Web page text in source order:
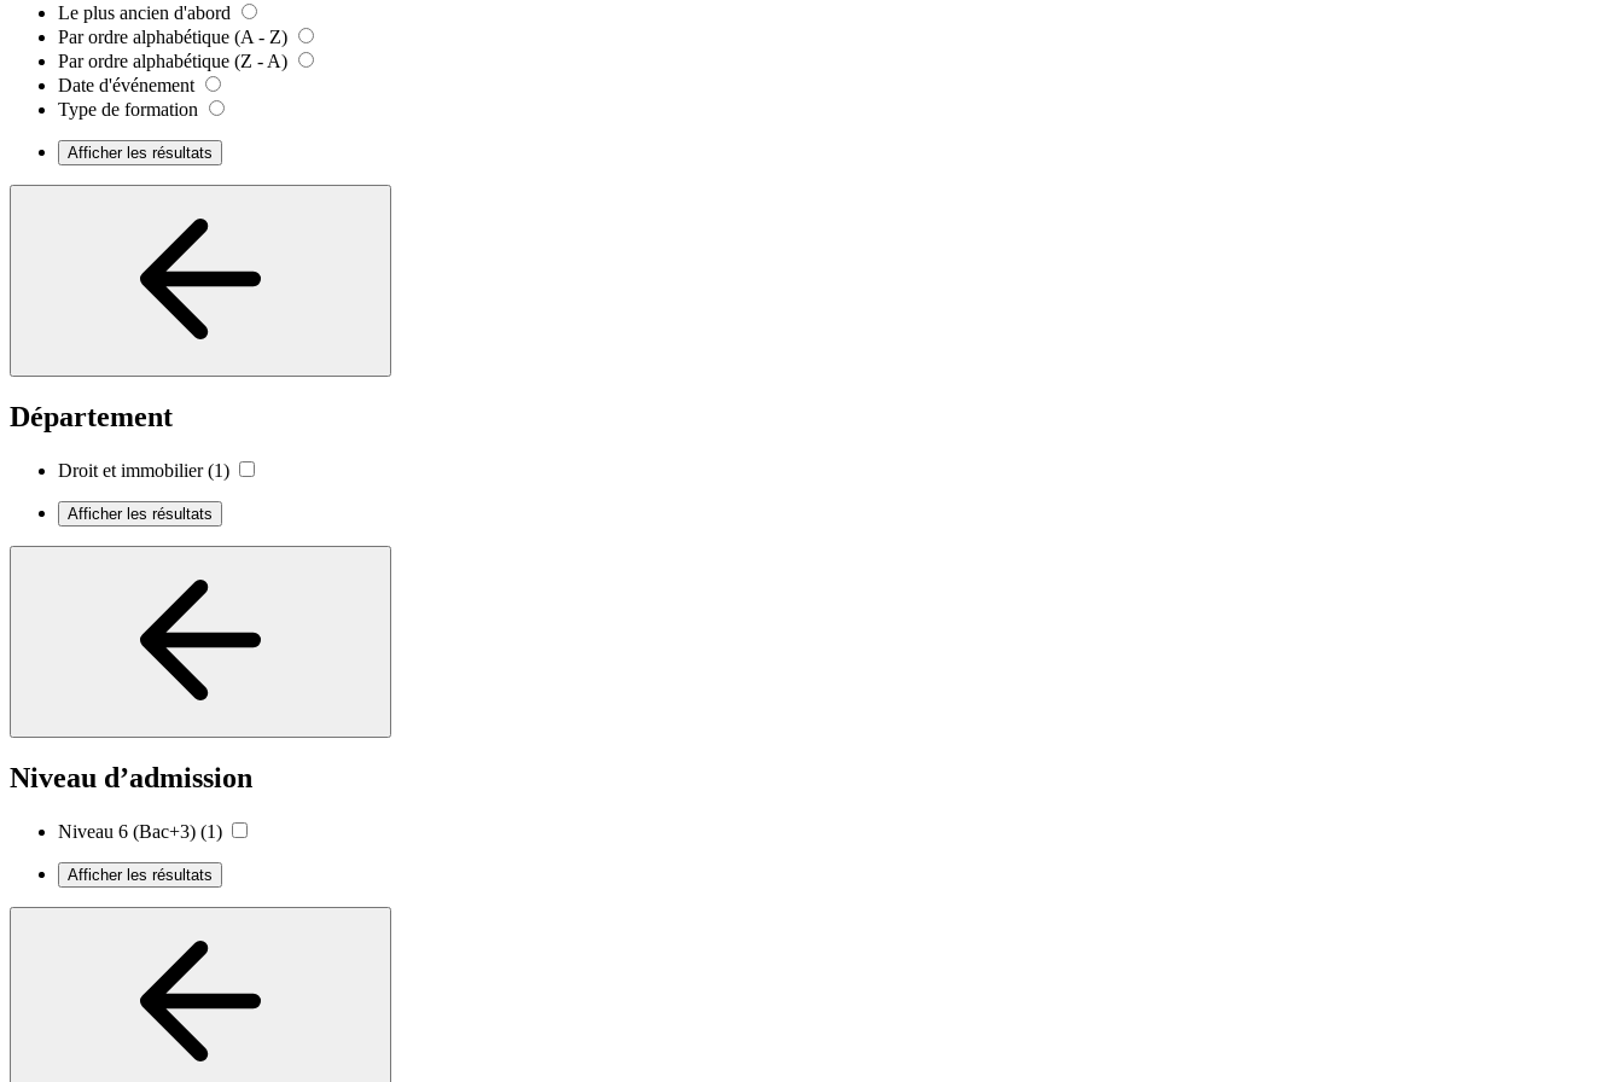
Le plus ancien d'abord
Par ordre alphabétique (A - Z)
Par ordre alphabétique (Z - A)
Date d'événement
Type de formation
Afficher les résultats
Département
Droit et immobilier (1)
Afficher les résultats
Niveau d’admission
Niveau 6 (Bac+3) (1)
Afficher les résultats